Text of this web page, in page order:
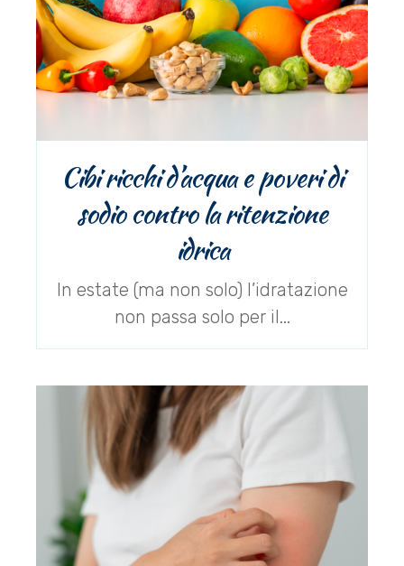
Cibi ricchi d’acqua e poveri di
sodio contro la ritenzione
idrica
In estate (ma non solo) l’idratazione
non passa solo per il...